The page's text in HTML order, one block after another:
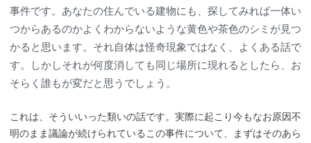
事件です。あなたの住んでいる建物にも、探してみれば一体い
つからあるのかよくわからないような黄色や茶色のシミが見つ
かると思います。それ自体は怪奇現象ではなく、よくある話で
す。しかしそれが何度消しても同じ場所に現れるとしたら、お
そらく誰もが変だと思うでしょう。
これは、そういいった類いの話です。実際に起こり今もなお原因不
明のまま議論が続けられているこの事件について、まずはそのあら